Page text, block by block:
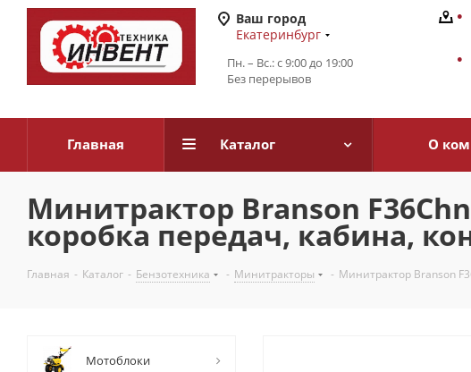
Ваш город
Екатеринбург
Пн. – Вс.: с 9:00 до 19:00
Без перерывов
Главная Каталог О
Минитрактор Branson
коробка передач, кабина,
Главная - Каталог - Бензотехника - Минитракторы - Минитрактор Branson
Мотоблоки